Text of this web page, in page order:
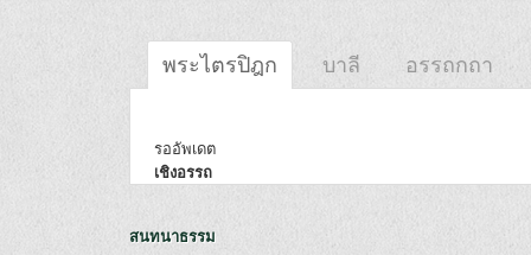
พระไตรปิฎก บาลี อรรถกถา
รออัพเดต
เชิงอรรถ
สนทนาธรรม